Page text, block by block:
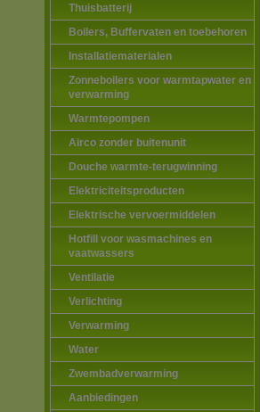
Thuisbatterij
Boilers, Buffervaten en toebehoren
Installatiematerialen
Zonneboilers voor warmtapwater en
verwarming
Warmtepompen
Airco zonder buitenunit
Douche warmte-terugwinning
Elektriciteitsproducten
Elektrische vervoermiddelen
Hotfill voor wasmachines en
vaatwassers
Ventilatie
Verlichting
Verwarming
Water
Zwembadverwarming
Aanbiedingen